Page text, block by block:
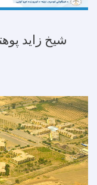
شیخ زاید